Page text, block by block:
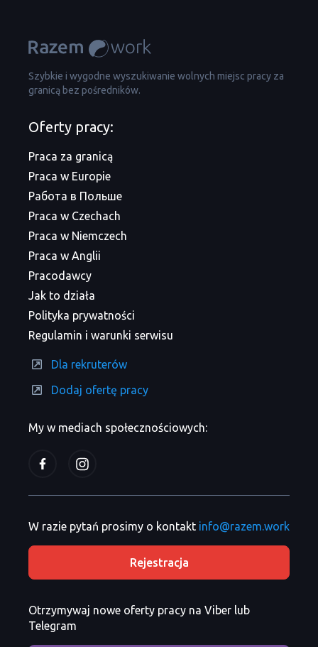
Szybkie i wygodne wyszukiwanie wolnych miejsc pracy za
granicą bez pośredników.
My w mediach społecznościowych:
Oferty pracy:
Praca za granicą
Praca w Europie
Работа в Польше
Praca w Czechach
Praca w Niemczech
Praca w Anglii
Pracodawcy
Jak to działa
Polityka prywatności
Regulamin i warunki serwisu
Dla rekruterów
Dodaj ofertę pracy
W razie pytań prosimy o kontakt info@razem.work
Rejestracja
Otrzymywaj nowe oferty pracy na Viber lub
Telegram